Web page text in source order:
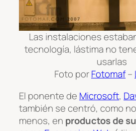
Las instalaciones
tecnología, lástima no
usarlas
Foto porFotomaf–
El ponente de Microsoft,
también se centró, como
menos, en productos de